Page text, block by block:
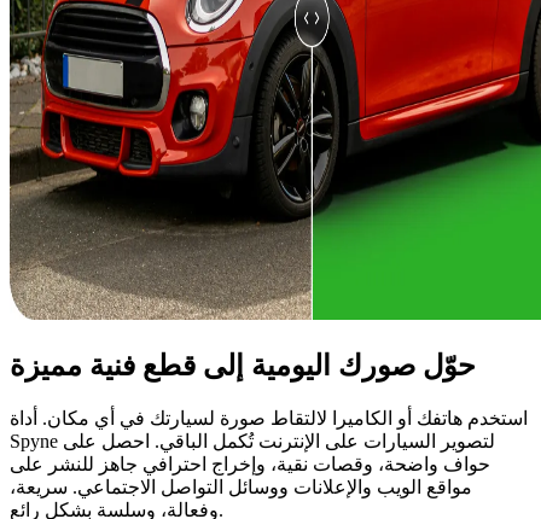
حوّل صورك اليومية إلى قطع فنية مميزة
استخدم هاتفك أو الكاميرا لالتقاط صورة لسيارتك في أي مكان. أداة
Spyne لتصوير السيارات على الإنترنت تُكمل الباقي. احصل على
حواف واضحة، وقصات نقية، وإخراج احترافي جاهز للنشر على
مواقع الويب والإعلانات ووسائل التواصل الاجتماعي. سريعة،
وفعالة، وسلسة بشكل رائع.